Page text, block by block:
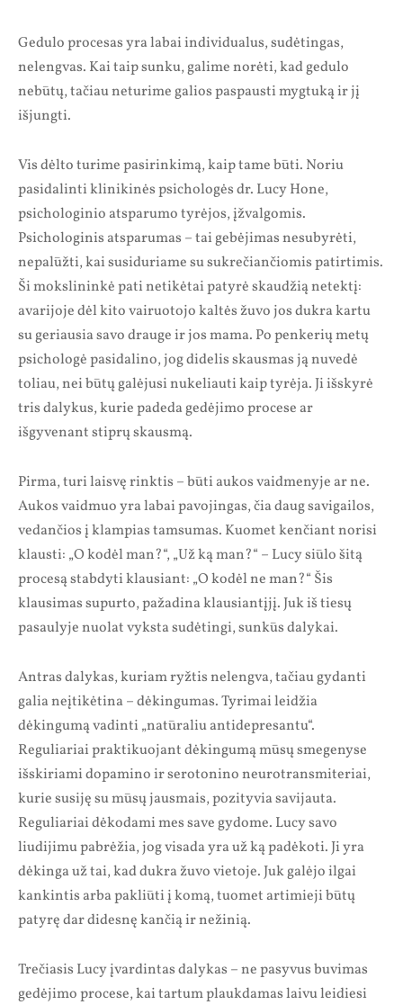
Gedulo procesas yra labai individualus, sudėtingas,
nelengvas. Kai taip sunku, galime norėti, kad gedulo
nebūtų, tačiau neturime galios paspausti mygtuką ir jį
išjungti.
Vis dėlto turime pasirinkimą, kaip tame būti. Noriu
pasidalinti klinikinės psichologės dr. Lucy Hone,
psichologinio atsparumo tyrėjos, įžvalgomis.
Psichologinis atsparumas – tai gebėjimas nesubyrėti,
nepalūžti, kai susiduriame su sukrečiančiomis patirtimis.
Ši mokslininkė pati netikėtai patyrė skaudžią netektį:
avarijoje dėl kito vairuotojo kaltės žuvo jos dukra kartu
su geriausia savo drauge ir jos mama. Po penkerių metų
psichologė pasidalino, jog didelis skausmas ją nuvedė
toliau, nei būtų galėjusi nukeliauti kaip tyrėja. Ji išskyrė
tris dalykus, kurie padeda gedėjimo procese ar
išgyvenant stiprų skausmą.
Pirma, turi laisvę rinktis – būti aukos vaidmenyje ar ne.
Aukos vaidmuo yra labai pavojingas, čia daug savigailos,
vedančios į klampias tamsumas. Kuomet kenčiant norisi
klausti: „O kodėl man?“, „Už ką man?“ – Lucy siūlo šitą
procesą stabdyti klausiant: „O kodėl ne man?“ Šis
klausimas supurto, pažadina klausiantįjį. Juk iš tiesų
pasaulyje nuolat vyksta sudėtingi, sunkūs dalykai.
Antras dalykas, kuriam ryžtis nelengva, tačiau gydanti
galia neįtikėtina – dėkingumas. Tyrimai leidžia
dėkingumą vadinti „natūraliu antidepresantu“.
Reguliariai praktikuojant dėkingumą mūsų smegenyse
išskiriami dopamino ir serotonino neurotransmiteriai,
kurie susiję su mūsų jausmais, pozityvia savijauta.
Reguliariai dėkodami mes save gydome. Lucy savo
liudijimu pabrėžia, jog visada yra už ką padėkoti. Ji yra
dėkinga už tai, kad dukra žuvo vietoje. Juk galėjo ilgai
kankintis arba pakliūti į komą, tuomet artimieji būtų
patyrę dar didesnę kančią ir nežinią.
Trečiasis Lucy įvardintas dalykas – ne pasyvus buvimas
gedėjimo procese, kai tartum plaukdamas laivu leidiesi